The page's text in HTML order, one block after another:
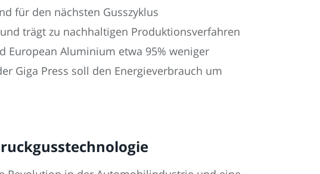
für den nächsten Gusszyklus
trägt zu nachhaltigen Produktionsverfahren
European Aluminium etwa 95% weniger
Giga Press soll den Energieverbrauch um